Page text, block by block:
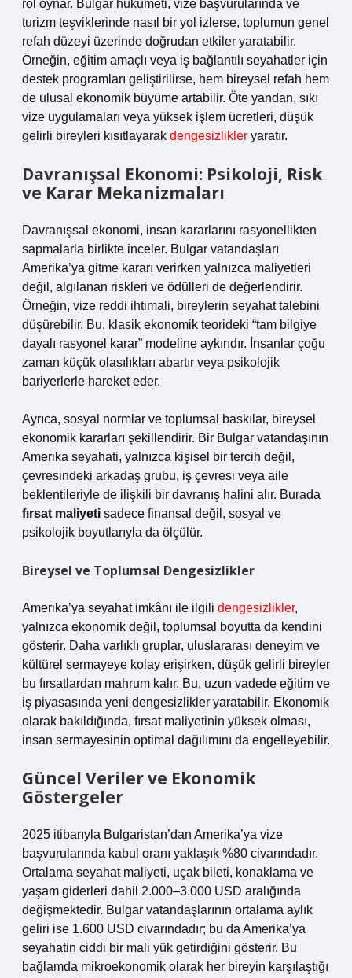
rol oynar. Bulgar hükümeti, vize başvurularında ve
turizm teşviklerinde nasıl bir yol izlerse, toplumun genel
refah düzeyi üzerinde doğrudan etkiler yaratabilir.
Örneğin, eğitim amaçlı veya iş bağlantılı seyahatler için
destek programları geliştirilirse, hem bireysel refah hem
de ulusal ekonomik büyüme artabilir. Öte yandan, sıkı
vize uygulamaları veya yüksek işlem ücretleri, düşük
gelirli bireyleri kısıtlayarak dengesizlikler yaratır.
Davranışsal Ekonomi: Psikoloji, Risk
ve Karar Mekanizmaları
Davranışsal ekonomi, insan kararlarını rasyonellikten
sapmalarla birlikte inceler. Bulgar vatandaşları
Amerika’ya gitme kararı verirken yalnızca maliyetleri
değil, algılanan riskleri ve ödülleri de değerlendirir.
Örneğin, vize reddi ihtimali, bireylerin seyahat talebini
düşürebilir. Bu, klasik ekonomik teorideki “tam bilgiye
dayalı rasyonel karar” modeline aykırıdır. İnsanlar çoğu
zaman küçük olasılıkları abartır veya psikolojik
bariyerlerle hareket eder.
Ayrıca, sosyal normlar ve toplumsal baskılar, bireysel
ekonomik kararları şekillendirir. Bir Bulgar vatandaşının
Amerika seyahati, yalnızca kişisel bir tercih değil,
çevresindeki arkadaş grubu, iş çevresi veya aile
beklentileriyle de ilişkili bir davranış halini alır. Burada
fırsat maliyeti sadece finansal değil, sosyal ve
psikolojik boyutlarıyla da ölçülür.
Bireysel ve Toplumsal Dengesizlikler
Amerika’ya seyahat imkânı ile ilgili dengesizlikler,
yalnızca ekonomik değil, toplumsal boyutta da kendini
gösterir. Daha varlıklı gruplar, uluslararası deneyim ve
kültürel sermayeye kolay erişirken, düşük gelirli bireyler
bu fırsatlardan mahrum kalır. Bu, uzun vadede eğitim ve
iş piyasasında yeni dengesizlikler yaratabilir. Ekonomik
olarak bakıldığında, fırsat maliyetinin yüksek olması,
insan sermayesinin optimal dağılımını da engelleyebilir.
Güncel Veriler ve Ekonomik
Göstergeler
2025 itibarıyla Bulgaristan’dan Amerika’ya vize
başvurularında kabul oranı yaklaşık %80 civarındadır.
Ortalama seyahat maliyeti, uçak bileti, konaklama ve
yaşam giderleri dahil 2.000–3.000 USD aralığında
değişmektedir. Bulgar vatandaşlarının ortalama aylık
geliri ise 1.600 USD civarındadır; bu da Amerika’ya
seyahatin ciddi bir mali yük getirdiğini gösterir. Bu
bağlamda mikroekonomik olarak her bireyin karşılaştığı